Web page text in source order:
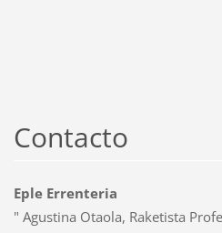
Contacto
Eple Errenteria
" Agustina Otaola, Raketista